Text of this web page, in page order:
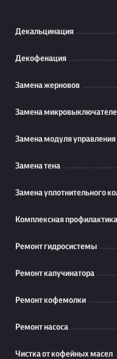
Декальцинация
Декофенация
Замена жерновов
Замена
Замена модуля управления
Замена тена
Замена уплотнительного
Комплексная профилактика
Ремонт гидросистемы
Ремонт капучинатора
Ремонт кофемолки
Ремонт насоса
Чистка от кофейных масел